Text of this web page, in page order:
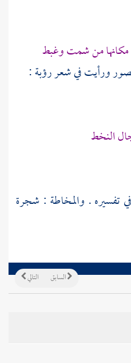
من شمت وغبط
ورأيت في شعررؤبة:
النخط
تفسيره . والمخاطة : شجرة
التالي السابق